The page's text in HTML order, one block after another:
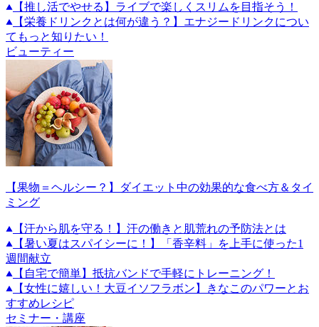
【推し活でやせる】ライブで楽しくスリムを目指そう！
【栄養ドリンクとは何が違う？】エナジードリンクについ
てもっと知りたい！
ビューティー
【果物＝ヘルシー？】ダイエット中の効果的な食べ方＆タイ
ミング
【汗から肌を守る！】汗の働きと肌荒れの予防法とは
【暑い夏はスパイシーに！】「香辛料」を上手に使った1
週間献立
【自宅で簡単】抵抗バンドで手軽にトレーニング！
【女性に嬉しい！大豆イソフラボン】きなこのパワーとお
すすめレシピ
セミナー・講座